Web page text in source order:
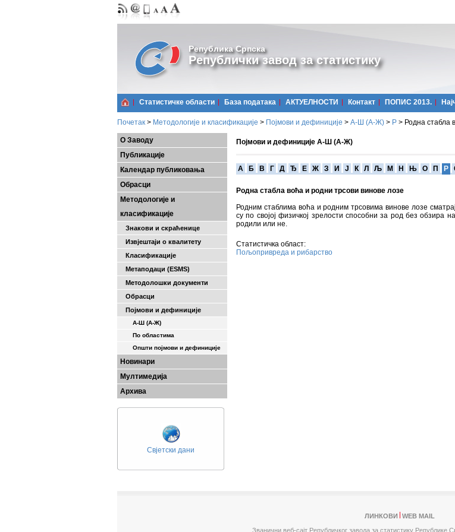
Република Српска
Републички завод за статистику
Статистичке области Базa података АКТУЕЛНОСТИ Контакт ПОПИС 2013.
Почетак > Методологије и класификације > Појмови и дефиниције > А-Ш (A-Ж) > Р > Родна стабла
О Заводу
Публикације
Календар публиковања
Обрасци
Методологије и
класификације
Знакови и скраћенице
Извјештаји о квалитету
Класификације
Метаподаци (ESMS)
Методолошки документи
Обрасци
Појмови и дефиниције
А-Ш (A-Ж)
По областима
Општи појмови и дефиниције
Новинари
Мултимедија
Архива
Свјетски дани
Појмови и дефиниције А-Ш (А-Ж)
A Б В Г Д Ђ Е Ж З И Ј К Л Љ М Н Њ О П Р
Родна стабла воћа и родни трсови винове лозе
Родним стаблима воћа и родним трсовима винове лозе
су по својој физичкој зрелости способни за род без обзира
родили или не.
Статистичка област:
Пољопривреда и рибарство
ЛИНКОВИ
WEB MAIL
Званични веб-сајт Републичког завода за статистику Републике